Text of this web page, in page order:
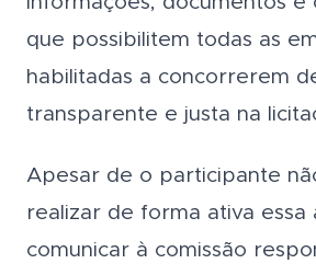
que possibilitem todas as
habilitadas a concorrerem
transparente e justa na
Apesar de o participante
realizar de forma ativa essa
comunicar à comissão